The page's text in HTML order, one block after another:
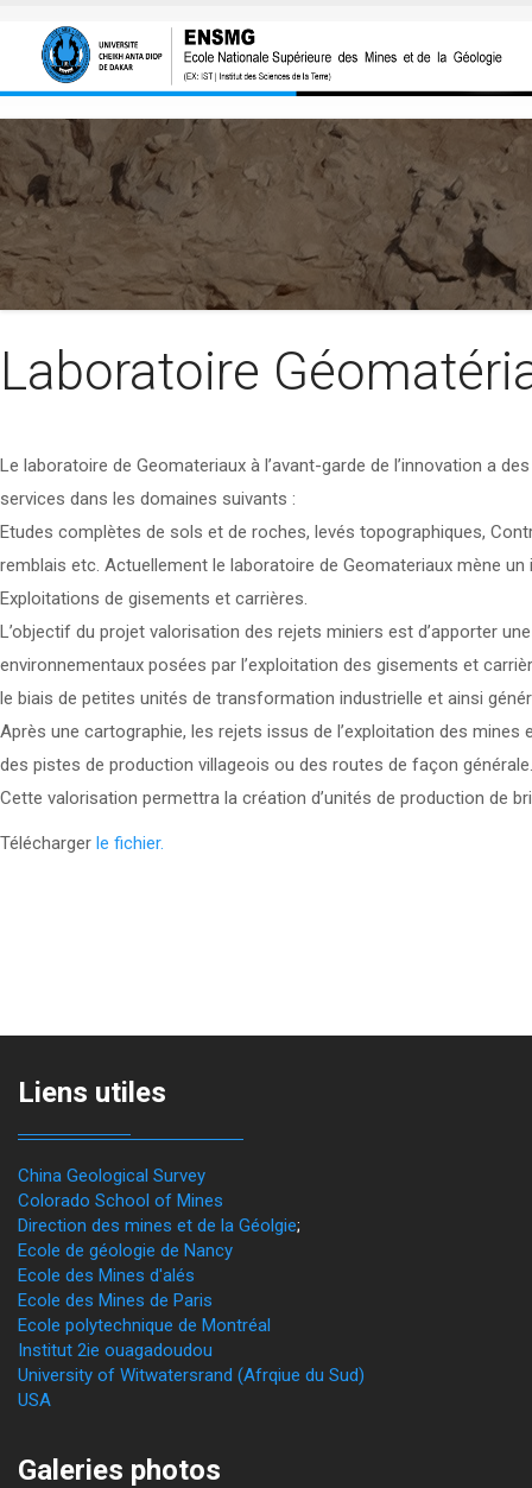
Laboratoire
Le laboratoire de Geomateriaux à l’avant-garde de l’innovation a
services dans les domaines suivants :
Etudes complètes de sols et de roches, levés topographiques,
remblais etc. Actuellement le laboratoire de Geomateriaux mène
Exploitations de gisements et carrières.
L’objectif du projet valorisation des rejets miniers est d’apporter
environnementaux posées par l’exploitation des gisements et
le biais de petites unités de transformation industrielle et ainsi
Après une cartographie, les rejets issus de l’exploitation des
des pistes de production villageois ou des routes de façon générale.
Cette valorisation permettra la création d’unités de production de
Télécharger le fichier.
Liens utiles
China Geological Survey
Colorado School of Mines
Direction des mines et de la Géolgie;
Ecole de géologie de Nancy
Ecole des Mines d'alés
Ecole des Mines de Paris
Ecole polytechnique de Montréal
Institut 2ie ouagadoudou
University of Witwatersrand (Afrqiue du Sud)
USA
Galeries photos